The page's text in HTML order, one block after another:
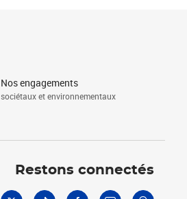
Nos engagements
sociétaux et environnementaux
Restons connectés